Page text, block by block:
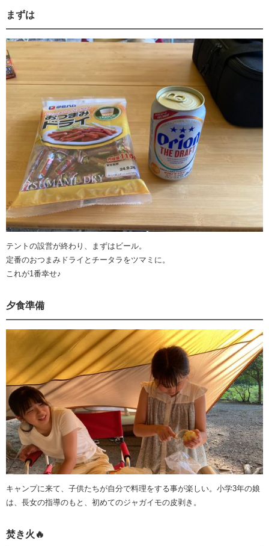
まずは
テントの設営が終わり、まずはビール。
定番のおつまみドライとチータラをツマミに。
これが1番幸せ♪
夕食準備
キャンプに来て、子供たちが自分で料理をする事が楽しい。小学3年の娘
は、長女の指導のもと、初めてのジャガイモの皮剥き。
焚き火🔥